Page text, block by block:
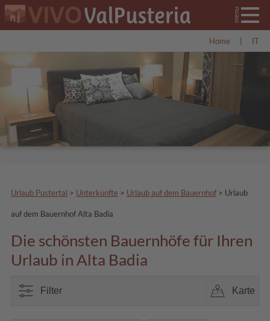
Home IT
Urlaub Pustertal > Unterkünfte > Urlaub auf dem Bauernhof > Urlaub
auf dem Bauernhof Alta Badia
Die schönsten Bauernhöfe für Ihren
Urlaub in Alta Badia
Filter Karte